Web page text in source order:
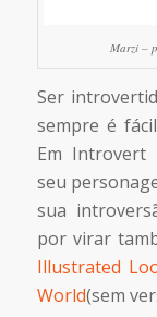
Marzi –
Ser
sempre é
Em Introvert
seu
sua
por virar
Illustrated
World(sem